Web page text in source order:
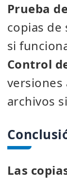
Prueba
copias
si
Control
versiones
archivos
Las